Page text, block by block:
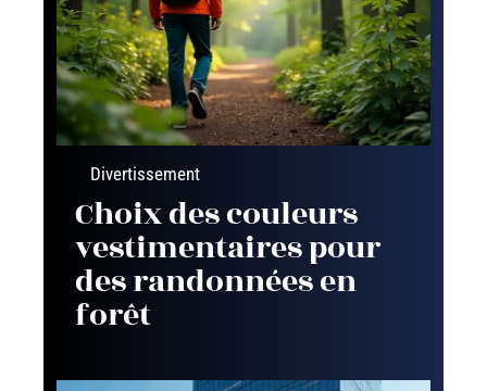
Divertissement
Choix des couleurs
vestimentaires pour
des randonnées en
forêt